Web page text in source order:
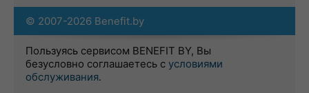
© 2007-2026 Benefit.by
Пользуясь сервисом BENEFIT BY, Вы
безусловно соглашаетесь с условиями
обслуживания.